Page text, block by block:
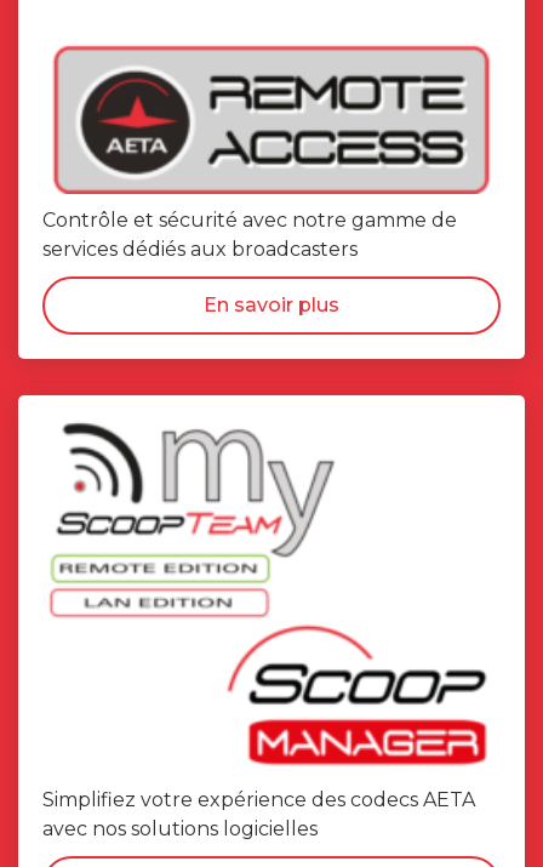
Contrôle et sécurité avec notre gamme de
services dédiés aux broadcasters
En savoir plus
Simplifiez votre expérience des codecs AETA
avec nos solutions logicielles